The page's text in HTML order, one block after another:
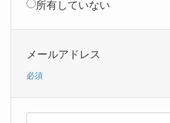
所有していない
メールアドレス
必須